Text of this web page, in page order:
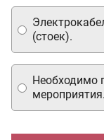
(стоек).
Необходимо
мероприятия.